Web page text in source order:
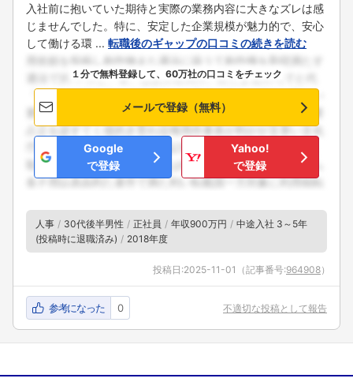
入社前に抱いていた期待と実際の業務内容に大きなズレは感
じませんでした。特に、安定した企業規模が魅力的で、安心
して働ける環 ... 転職後のギャップの口コミの続きを読む
１分で無料登録して、60万社の口コミをチェック
メールで登録（無料）
Google
で登録
Yahoo!
で登録
人事 30代後半男性 正社員 年収900万円
中途入社 3～5年
(投稿時に退職済み)
2018年度
投稿日:2025-11-01 （記事番号:964908）
参考になった 0 不適切な投稿として報告